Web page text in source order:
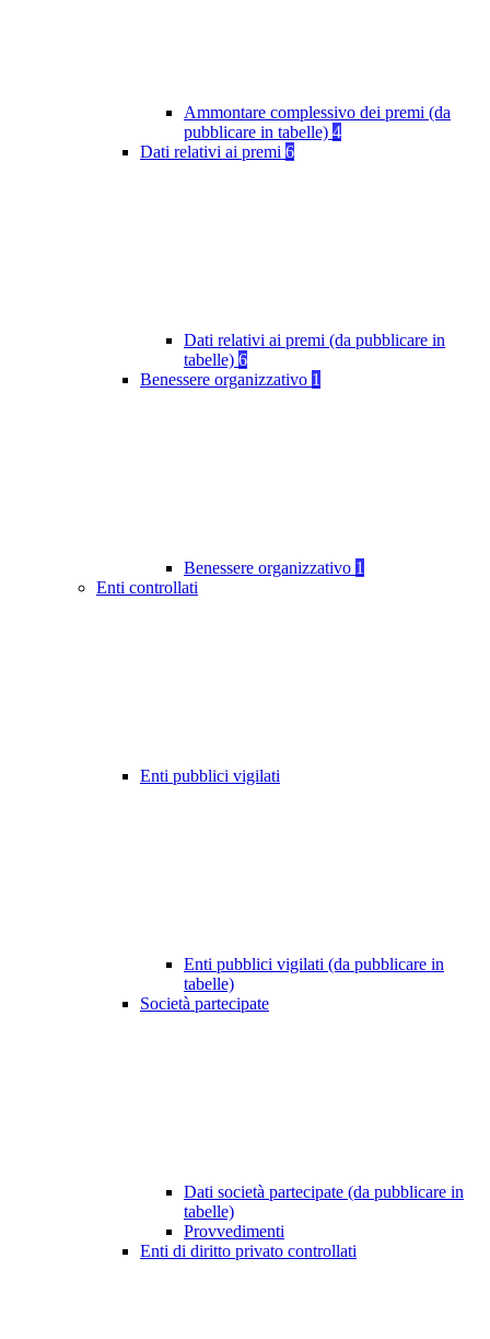
Ammontare complessivo dei premi (da
pubblicare in tabelle) 4
Dati relativi ai premi 6
Dati relativi ai premi (da pubblicare in
tabelle) 6
Benessere organizzativo 1
Benessere organizzativo 1
Enti controllati
Enti pubblici vigilati
Enti pubblici vigilati (da pubblicare in
tabelle)
Società partecipate
Dati società partecipate (da pubblicare in
tabelle)
Provvedimenti
Enti di diritto privato controllati